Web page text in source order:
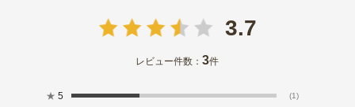
3.7
レビュー件数：3件
★ 5 (1)